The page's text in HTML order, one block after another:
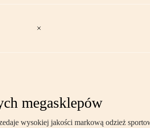
megasklepów
wysokiej jakości markową odzież